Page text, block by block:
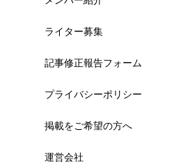
ライター募集
記事修正報告フォーム
プライバシーポリシー
掲載をご希望の方へ
運営会社